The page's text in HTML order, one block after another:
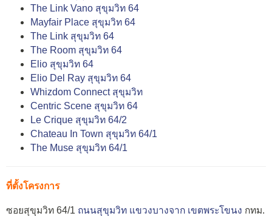
The Link Vano สุขุมวิท 64
Mayfair Place สุขุมวิท 64
The Link สุขุมวิท 64
The Room สุขุมวิท 64
Elio สุขุมวิท 64
Elio Del Ray สุขุมวิท 64
Whizdom Connect สุขุมวิท
Centric Scene สุขุมวิท 64
Le Crique สุขุมวิท 64/2
Chateau In Town สุขุมวิท 64/1
The Muse สุขุมวิท 64/1
ที่ตั้งโครงการ
ซอยสุขุมวิท 64/1 ถนนสุขุมวิท แขวงบางจาก เขตพระโขนง กทม.